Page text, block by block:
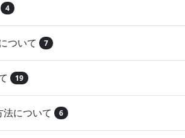
4
ついて 7
19
について 6